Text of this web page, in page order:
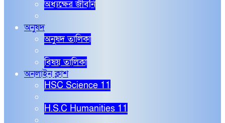
অধ্যক্ষের জীবনি
অনুষদ
অনুষদ তালিকা
বিষয় তালিকা
অনলাইন ক্লাশ
HSC Science 11
H.S.C Humanities 11